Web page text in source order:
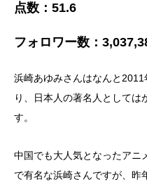
点数：51.6
フォロワー数：
浜崎あゆみさんはなんと
り、日本人の著名人としては
す。
中国でも大人気となったアニ
で有名な浜崎さんですが、昨